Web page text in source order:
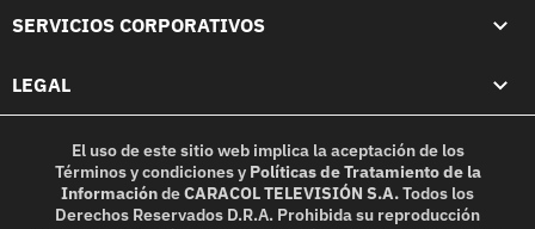
SERVICIOS CORPORATIVOS
LEGAL
El uso de este sitio web implica la aceptación de los
Términos y condicionesy Políticas de Tratamiento de la
InformacióndeCARACOL TELEVISIÓN S.A.Todos los
Derechos Reservados D.R.A. Prohibida su reproducción